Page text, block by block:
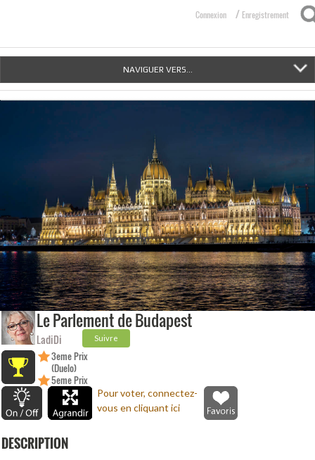
Connexion / Enregistrement
NAVIGUER VERS...
Le Parlement de Budapest
LadiDi Suivre
3eme Prix
(Duelo)
5eme Prix
(Duelo)
Pour voter, connectez-
vous en cliquant ici
DESCRIPTION